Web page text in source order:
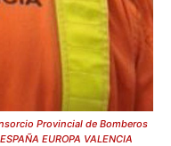
Provincial de Bomberos
EUROPA VALENCIA